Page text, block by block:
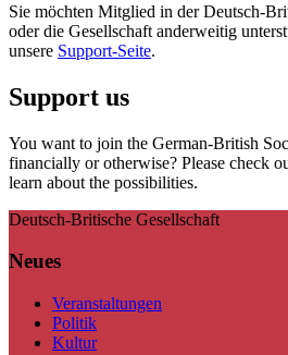
Sie möchten Mitglied in der Deutsch-
oder die Gesellschaft anderweitig
unsere Support-Seite.
Support us
You want to join the German-British
financially or otherwise? Please check
learn about the possibilities.
Deutsch-Britische Gesellschaft
Neues
Veranstaltungen
Politik
Kultur